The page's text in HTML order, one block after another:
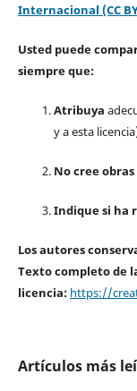
Internacional (CC
Usted puede
siempre que:
Atribuya
y a esta
No cree
Indique si ha
Los autores
Texto completo de
licencia: https://
Artículos más